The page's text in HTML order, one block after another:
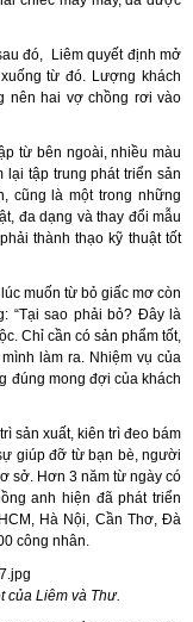
đó, Liêm quyết định mở
từ đó. Lượng khách
nên hai vợ chồng rơi vào
từ bên ngoài, nhiều màu
tập trung phát triển sản
cũng là một trong những
đa dạng và thay đổi mẫu
thành thạo kỹ thuật tốt
muốn từ bỏ giấc mơ còn
“Tại sao phải bỏ? Đây là
Chỉ cần có sản phẩm tốt,
làm ra. Nhiệm vụ của
đúng mong đợi của khách
sản xuất, kiên trì đeo bám
giúp đỡ từ bạn bè, người
sở. Hơn 3 năm từ ngày có
anh hiện đã phát triển
Hà Nội, Cần Thơ, Đà
công nhân.
của Liêm và Thư.